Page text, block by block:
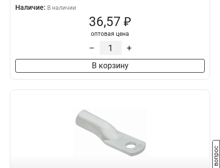
Наличие: В наличии
36,57 ₽
оптовая цена
– +
В корзину